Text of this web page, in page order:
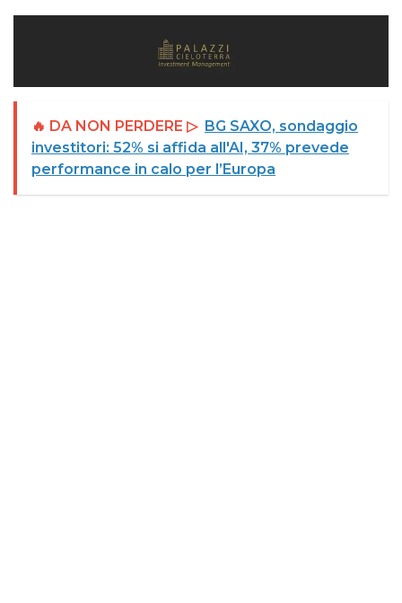
🔥 DA NON PERDERE ▷ BG SAXO, sondaggio
investitori: 52% si affida all'AI, 37% prevede
performance in calo per l’Europa